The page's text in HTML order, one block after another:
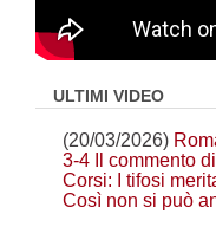
ULTIMI VIDEO
(20/03/2026)
3-4 Il commento
Corsi: I tifosi
Così non si può